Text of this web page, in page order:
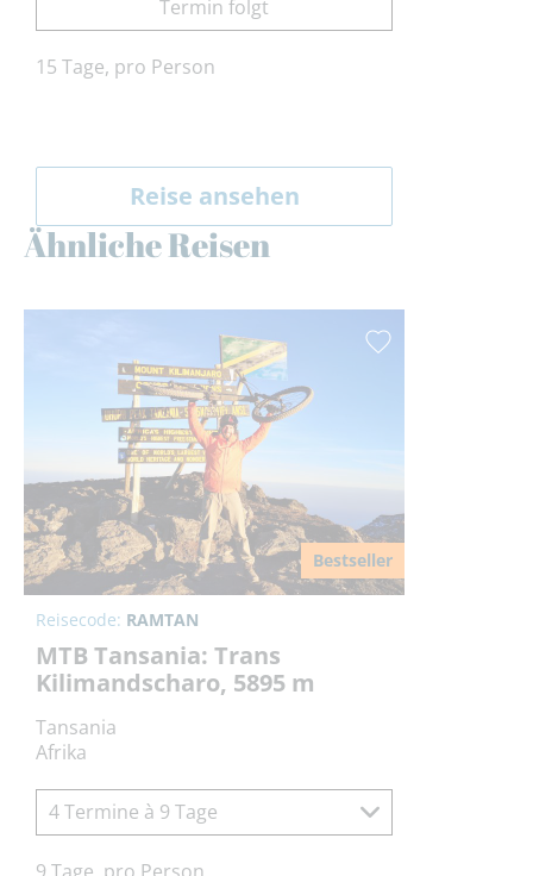
Termin folgt
15 Tage, pro Person
Reise ansehen
Ähnliche Reisen
Bestseller
Reisecode: RAMTAN
MTB Tansania: Trans
Kilimandscharo, 5895 m
Tansania
Afrika
4 Termine à 9 Tage